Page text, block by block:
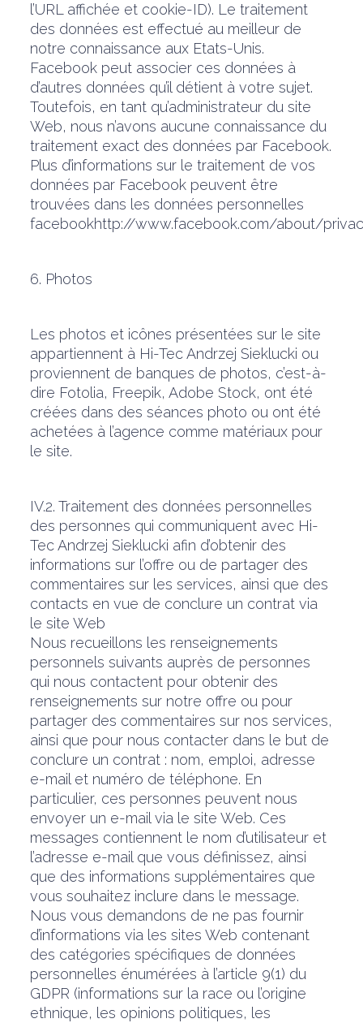
l’URL affichée et cookie-ID). Le traitement
des données est effectué au meilleur de
notre connaissance aux Etats-Unis.
Facebook peut associer ces données à
d’autres données qu’il détient à votre sujet.
Toutefois, en tant qu’administrateur du site
Web, nous n’avons aucune connaissance du
traitement exact des données par Facebook.
Plus d’informations sur le traitement de vos
données par Facebook peuvent être
trouvées dans les données personnelles
facebookhttp://www.facebook.com/about/
6. Photos
Les photos et icônes présentées sur le site
appartiennent à Hi-Tec Andrzej Sieklucki ou
proviennent de banques de photos, c’est-à-
dire Fotolia, Freepik, Adobe Stock, ont été
créées dans des séances photo ou ont été
achetées à l’agence comme matériaux pour
le site.
IV.2. Traitement des données personnelles
des personnes qui communiquent avec Hi-
Tec Andrzej Sieklucki afin d’obtenir des
informations sur l’offre ou de partager des
commentaires sur les services, ainsi que des
contacts en vue de conclure un contrat via
le site Web
Nous recueillons les renseignements
personnels suivants auprès de personnes
qui nous contactent pour obtenir des
renseignements sur notre offre ou pour
partager des commentaires sur nos services,
ainsi que pour nous contacter dans le but de
conclure un contrat : nom, emploi, adresse
e-mail et numéro de téléphone. En
particulier, ces personnes peuvent nous
envoyer un e-mail via le site Web. Ces
messages contiennent le nom d’utilisateur et
l’adresse e-mail que vous définissez, ainsi
que des informations supplémentaires que
vous souhaitez inclure dans le message.
Nous vous demandons de ne pas fournir
d’informations via les sites Web contenant
des catégories spécifiques de données
personnelles énumérées à l’article 9(1) du
GDPR (informations sur la race ou l’origine
ethnique, les opinions politiques, les